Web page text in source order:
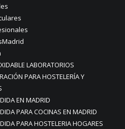
LABORATORIOS
PARA HOSTELERÍA Y
EN MADRID
PARA COCINAS EN MADRID
PARA HOSTELERIA HOGARES